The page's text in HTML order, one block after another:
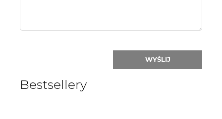
WYŚLIJ
Bestsellery